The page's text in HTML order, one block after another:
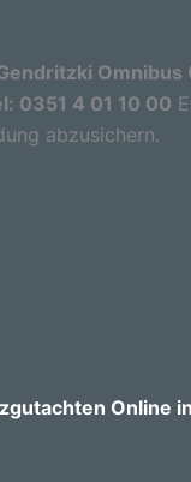
Omnibus
0351 4 01 10 00
abzusichern.
Online